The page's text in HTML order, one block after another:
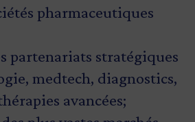
pharmaceutiques
partenariats stratégiques
medtech, diagnostics,
avancées;